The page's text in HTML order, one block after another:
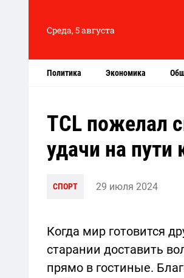
Среда, 5 августа
Политика Экономика
TCL пожелал
удачи на пути
СПОРТ 29 июля 2024
Когда мир готовится
старании доставить
прямо в гостиные.